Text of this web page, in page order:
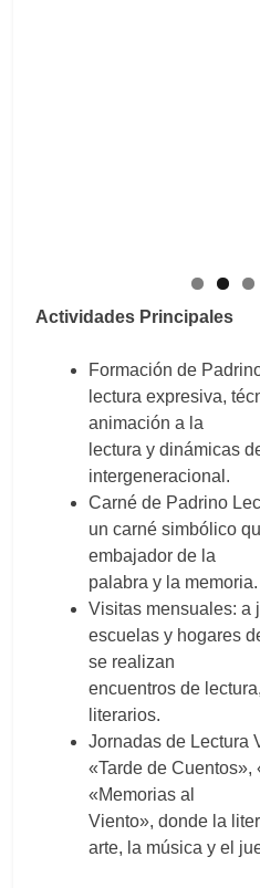
Actividades Principales
Formación de
lectura expresiva,
animación a la
lectura y dinámicas
intergeneracional.
Carné de Padrino
un carné simbólico
embajador de la
palabra y la memoria.
Visitas mensuales: a
escuelas y hogares
se realizan
encuentros de
literarios.
Jornadas de Lectura
«Tarde de Cuentos»,
«Memorias al
Viento», donde la
arte, la música y el